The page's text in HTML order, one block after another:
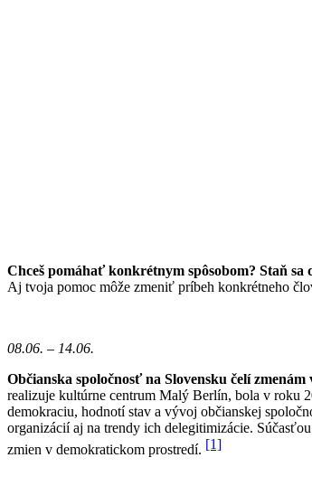
Chceš pomáhať konkrétnym spôsobom? Staň
Aj tvoja pomoc môže zmeniť príbeh konkrétneho
08.06. – 14.06.
Občianska spoločnosť na Slovensku čelí
realizuje kultúrne centrum Malý Berlín, bola v roku
demokraciu, hodnotí stav a vývoj občianskej
organizácií aj na trendy ich delegitimizácie.
zmien v demokratickom prostredí. [1]